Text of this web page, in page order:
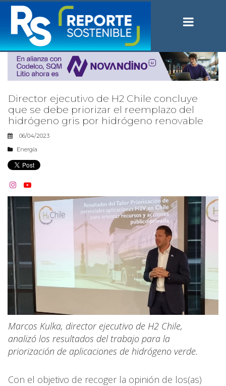
Director ejecutivo de H2 Chile concluye
que se debe priorizar el reemplazo del
hidrógeno gris por hidrógeno renovable
06/04/2023
Energía
 
Marcos Kulka, director ejecutivo de H2 Chile,
analizó los resultados del trabajo para la
priorización de aplicaciones de hidrógeno verde.
Con el objetivo de recoger la opinión de los(as)